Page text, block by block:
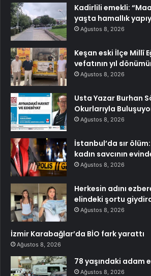
Kadirlili emekli:
yaşta hamallık
Ağustos 8, 2026
Keşan eski İlçe Millî
vefatının yıl
Ağustos 8, 2026
Usta Yazar Burhan
Okurlarıyla
Ağustos 8, 2026
İstanbul’da sır
kadın savcının
Ağustos 8, 2026
Herkesin adını
elindeki şortu
Ağustos 8, 2026
İzmir Karabağlar’da BİO fark yarattı
Ağustos 8, 2026
78 yaşındaki adam
Ağustos 8, 2026